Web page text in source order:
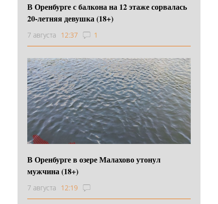
В Оренбурге с балкона на 12 этаже сорвалась
20-летняя девушка (18+)
7 августа 12:37 1
В Оренбурге в озере Малахово утонул
мужчина (18+)
7 августа 12:19